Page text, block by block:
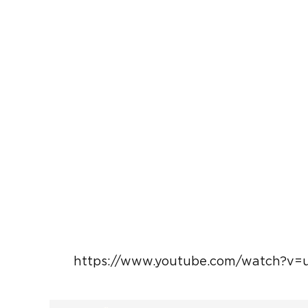
https://www.youtube.com/